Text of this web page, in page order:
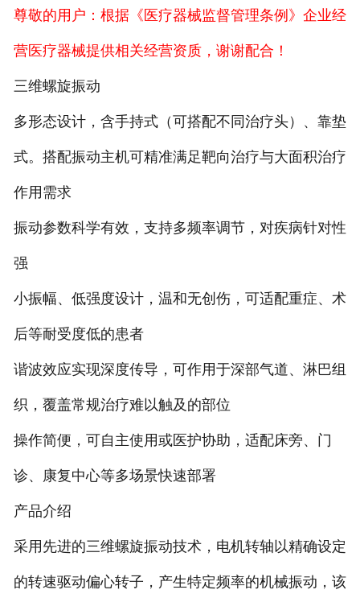
尊敬的用户：根据《医疗器械监督管理条例》企业经
营医疗器械提供相关经营资质，谢谢配合！
三维螺旋振动
多形态设计，含手持式（可搭配不同治疗头）、靠垫
式。搭配振动主机可精准满足靶向治疗与大面积治疗
作用需求
振动参数科学有效，支持多频率调节，对疾病针对性
强
小振幅、低强度设计，温和无创伤，可适配重症、术
后等耐受度低的患者
谐波效应实现深度传导，可作用于深部气道、淋巴组
织，覆盖常规治疗难以触及的部位
操作简便，可自主使用或医护协助，适配床旁、门
诊、康复中心等多场景快速部署
产品介绍
采用先进的三维螺旋振动技术，电机转轴以精确设定
的转速驱动偏心转子，产生特定频率的机械振动，该